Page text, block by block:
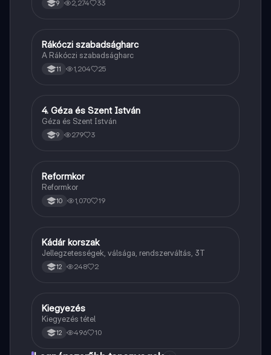
9 2,274 33
Töri
Rákóczi szabadságharc
A Rákóczi szabadságharc
11 1,204 25
Töri
4. Géza és Szent István
Géza és Szent István
9 279 3
Töri
Reformkor
Reformkor
10 1,070 19
Töri
Kádár korszak
Jellegzetességek, válsága, rendszerváltás, 3T
12 248 2
Töri
Kiegyezés
Kiegyezés tétel
12 496 10